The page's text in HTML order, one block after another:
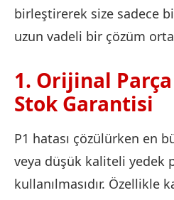
birleştirerek size sadece
uzun vadeli bir çözüm
1. Orijinal
Stok Garantisi
P1 hatası çözülürken en
veya düşük kaliteli yedek
kullanılmasıdır. Özellikle